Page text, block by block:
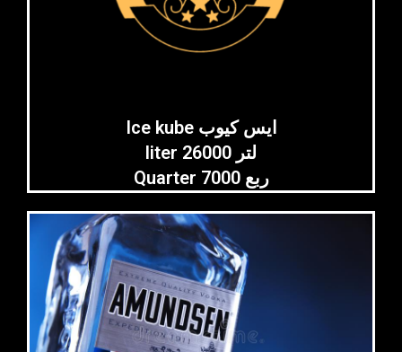
Ice kube ايس كيوب
liter 26000 لتر
Quarter 7000 ربع